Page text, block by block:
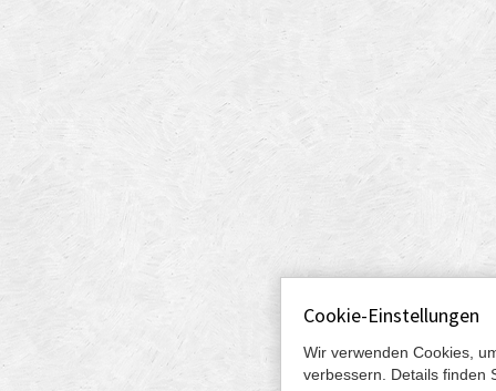
Cookie-Einstellungen
Wir verwenden Cookies,
verbessern. Details finden